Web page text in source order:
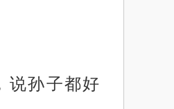
说孙子都好